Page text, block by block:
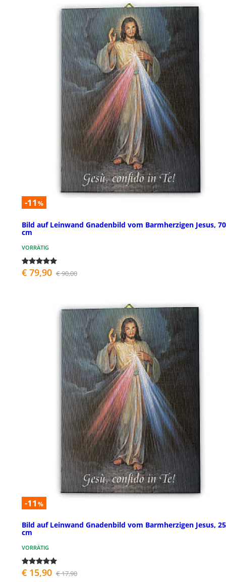
-11 %
Bild auf Leinwand Gnadenbild vom Barmherzigen Jesus,
cm
VORRÄTIG
€ 79,90 € 90,00
-11 %
Bild auf Leinwand Gnadenbild vom Barmherzigen Jesus,
cm
VORRÄTIG
€ 15,90 € 17,90